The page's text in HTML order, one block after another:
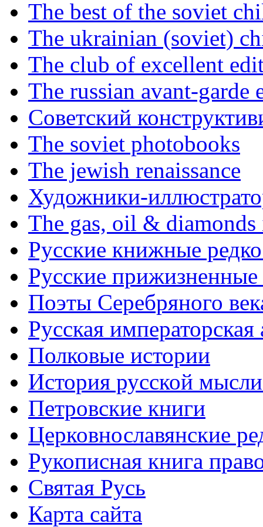
The best of the soviet
The ukrainian (soviet)
The club of excellent
The russian avant-garde
Советский
The soviet photobooks
The jewish renaissance
Художники-
The gas, oil & diamonds
Русские книжные
Русские прижизненные
Поэты Серебряного
Русская
Полковые истории
История русской
Петровские книги
Церковнославянские
Рукописная книга
Святая Русь
Карта сайта